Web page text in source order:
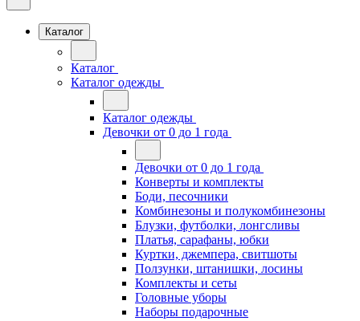
Каталог
Каталог
Каталог одежды
Каталог одежды
Девочки от 0 до 1 года
Девочки от 0 до 1 года
Конверты и комплекты
Боди, песочники
Комбинезоны и полукомбинезоны
Блузки, футболки, лонгсливы
Платья, сарафаны, юбки
Куртки, джемпера, свитшоты
Ползунки, штанишки, лосины
Комплекты и сеты
Головные уборы
Наборы подарочные